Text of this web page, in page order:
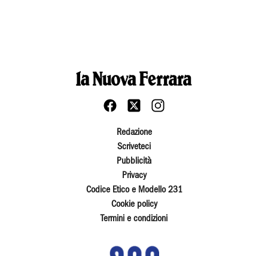
Redazione
Scriveteci
Pubblicità
Privacy
Codice Etico e Modello 231
Cookie policy
Termini e condizioni